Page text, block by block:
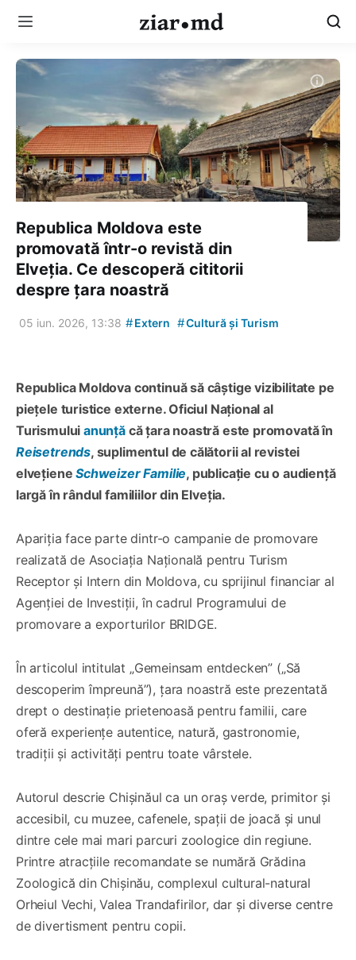
Republica Moldova este
promovată într-o revistă din
Elveția. Ce descoperă cititorii
despre țara noastră
05 iun. 2026, 13:38 #Extern #Cultură și Turism
Republica Moldova continuă să câștige vizibilitate pe
piețele turistice externe. Oficiul Național al
Turismuluianunțăcă țara noastră este promovată în
Reisetrends, suplimentul de călătorii al revistei
elvețieneSchweizer Familie, publicație cu o audiență
largă în rândul familiilor din Elveția.
Apariția face parte dintr-o campanie de promovare
realizată de Asociația Națională pentru Turism
Receptor și Intern din Moldova, cu sprijinul financiar al
Agenției de Investiții, în cadrul Programului de
promovare a exporturilor BRIDGE.
În articolul intitulat „Gemeinsam entdecken” („Să
descoperim împreună”), țara noastră este prezentată
drept o destinație prietenoasă pentru familii, care
oferă experiențe autentice, natură, gastronomie,
tradiții și activități pentru toate vârstele.
Autorul descrie Chișinăul ca un oraș verde, primitor și
accesibil, cu muzee, cafenele, spații de joacă și unul
dintre cele mai mari parcuri zoologice din regiune.
Printre atracțiile recomandate se numără Grădina
Zoologică din Chișinău, complexul cultural-natural
Orheiul Vechi, Valea Trandafirilor, dar și diverse centre
de divertisment pentru copii.